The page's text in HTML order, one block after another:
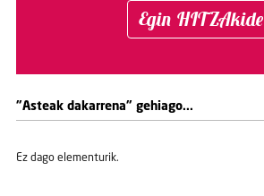
Egin HITZAkide
"Asteak dakarrena" gehiago...
Ez dago elementurik.